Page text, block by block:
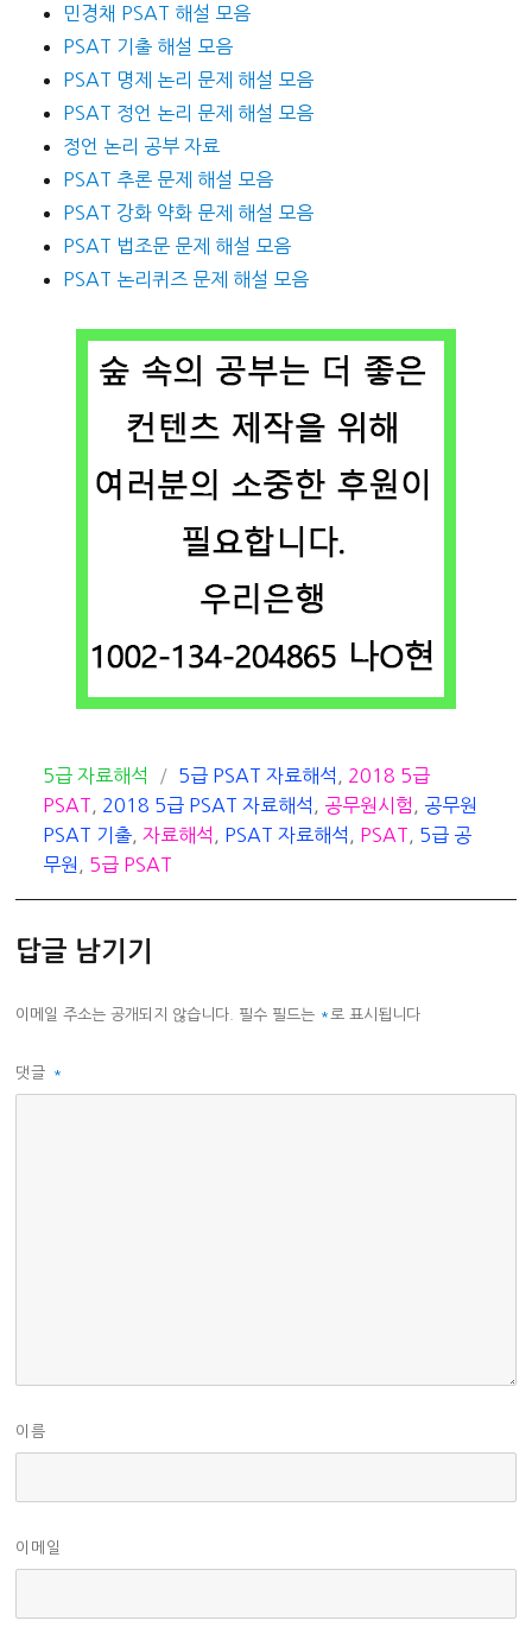
민경채 PSAT 해설 모음
PSAT 기출 해설 모음
PSAT 명제 논리 문제 해설 모음
PSAT 정언 논리 문제 해설 모음
정언 논리 공부 자료
PSAT 추론 문제 해설 모음
PSAT 강화 약화 문제 해설 모음
PSAT 법조문 문제 해설 모음
PSAT 논리퀴즈 문제 해설 모음
카
테
고
리
5급 자료해석
태
그
5급 PSAT 자료해석
2018 5급
PSAT
2018 5급 PSAT 자료해석 공무원시험
공무원
PSAT 기출 ,자료해석 PSAT 자료해석 PSAT
5급 공
무원
5급 PSAT
답글 남기기
이메일 주소는 공개되지 않습니다. 필수 필드는 * 로 표시됩니다
댓글 *
이름
이메일